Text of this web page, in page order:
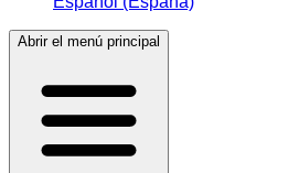
Abrir el menú principal